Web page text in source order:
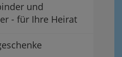
und
- für Ihre Heirat